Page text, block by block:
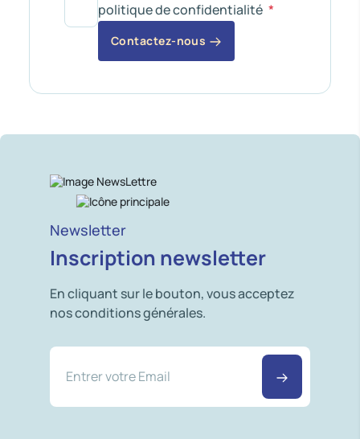
politique de confidentialité
Contactez-nous
Newsletter
Inscription newsletter
En cliquant sur le bouton, vous acceptez
nos conditions générales.